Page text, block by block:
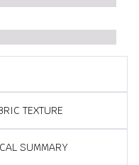
TEXTURE
SUMMARY